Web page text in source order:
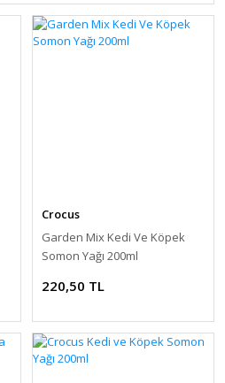
Crocus
Garden Mix Kedi Ve Köpek
Somon Yağı 200ml
220,50 TL